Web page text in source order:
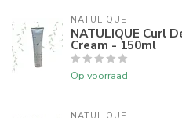
NATULIQUE
NATULIQUE Curl
Cream - 150ml
Op voorraad